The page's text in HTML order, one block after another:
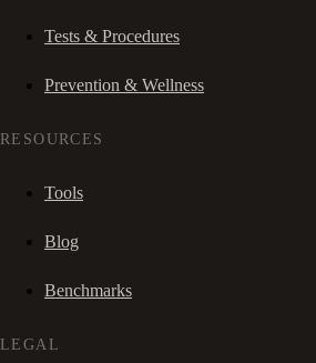
Tests & Procedures
Prevention & Wellness
RESOURCES
Tools
Blog
Benchmarks
LEGAL